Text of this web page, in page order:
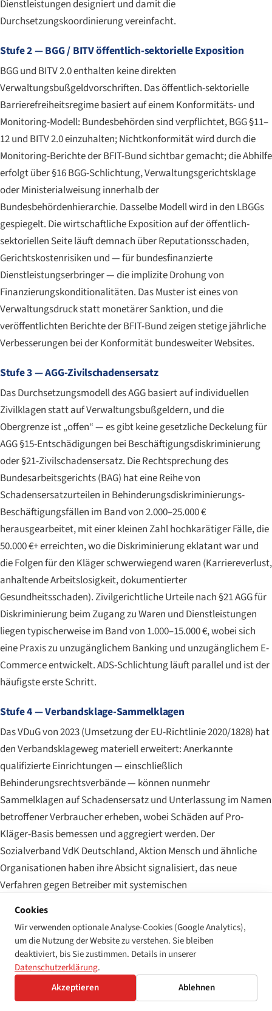
Dienstleistungen designiert und damit die
Durchsetzungskoordinierung vereinfacht.
Stufe 2 — BGG / BITV öffentlich-sektorielle Exposition
BGG und BITV 2.0 enthalten keine direkten
Verwaltungsbußgeldvorschriften. Das öffentlich-sektorielle
Barrierefreiheitsregime basiert auf einem Konformitäts- und
Monitoring-Modell: Bundesbehörden sind verpflichtet, BGG §11–
12 und BITV 2.0 einzuhalten; Nichtkonformität wird durch die
Monitoring-Berichte der BFIT-Bund sichtbar gemacht; die Abhilfe
erfolgt über §16 BGG-Schlichtung, Verwaltungsgerichtsklage
oder Ministerialweisung innerhalb der
Bundesbehördenhierarchie. Dasselbe Modell wird in den LBGGs
gespiegelt. Die wirtschaftliche Exposition auf der öffentlich-
sektoriellen Seite läuft demnach über Reputationsschaden,
Gerichtskostenrisiken und — für bundesfinanzierte
Dienstleistungserbringer — die implizite Drohung von
Finanzierungskonditionalitäten. Das Muster ist eines von
Verwaltungsdruck statt monetärer Sanktion, und die
veröffentlichten Berichte der BFIT-Bund zeigen stetige jährliche
Verbesserungen bei der Konformität bundesweiter Websites.
Stufe 3 — AGG-Zivilschadensersatz
Das Durchsetzungsmodell des AGG basiert auf individuellen
Zivilklagen statt auf Verwaltungsbußgeldern, und die
Obergrenze ist „offen“ — es gibt keine gesetzliche Deckelung für
AGG §15-Entschädigungen bei Beschäftigungsdiskriminierung
oder §21-Zivilschadensersatz. Die Rechtsprechung des
Bundesarbeitsgerichts (BAG) hat eine Reihe von
Schadensersatzurteilen in Behinderungsdiskriminierungs-
Beschäftigungsfällen im Band von 2.000–25.000 €
herausgearbeitet, mit einer kleinen Zahl hochkarätiger Fälle, die
50.000 €+ erreichten, wo die Diskriminierung eklatant war und
die Folgen für den Kläger schwerwiegend waren (Karriereverlust,
anhaltende Arbeitslosigkeit, dokumentierter
Gesundheitsschaden). Zivilgerichtliche Urteile nach §21 AGG für
Diskriminierung beim Zugang zu Waren und Dienstleistungen
liegen typischerweise im Band von 1.000–15.000 €, wobei sich
eine Praxis zu unzugänglichem Banking und unzugänglichem E-
Commerce entwickelt. ADS-Schlichtung läuft parallel und ist der
häufigste erste Schritt.
Stufe 4 — Verbandsklage-Sammelklagen
Das VDuG von 2023 (Umsetzung der EU-Richtlinie 2020/1828) hat
den Verbandsklageweg materiell erweitert: Anerkannte
qualifizierte Einrichtungen — einschließlich
Behinderungsrechtsverbände — können nunmehr
Sammelklagen auf Schadensersatz und Unterlassung im Namen
betroffener Verbraucher erheben, wobei Schäden auf Pro-
Kläger-Basis bemessen und aggregiert werden. Der
Sozialverband VdK Deutschland, Aktion Mensch und ähnliche
Organisationen haben ihre Absicht signalisiert, das neue
Verfahren gegen Betreiber mit systemischen
Barrierefreiheitsversäumnissen einzusetzen, und die ersten
Anfang 2026 in ihrer vorprozessualen Phase. Das
Expositionsprofil unterscheidet sich wesentlich von individuellen
AGG-Klagen, weil der aggregierte Schadensersatzbetrag in die
Millionen gehen kann, selbst wenn die Pro-Kläger-Zuerkennung
bescheiden ist.
Cookies
Wir verwenden optionale Analyse-Cookies (Google Analytics),
um die Nutzung der Website zu verstehen. Sie bleiben
deaktiviert, bis Sie zustimmen. Details in unserer
Datenschutzerklärung.
Akzeptieren
Ablehnen